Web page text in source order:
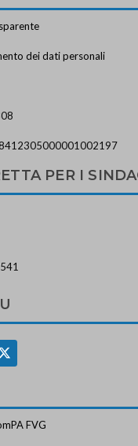
dei dati personali
PER I
FVG